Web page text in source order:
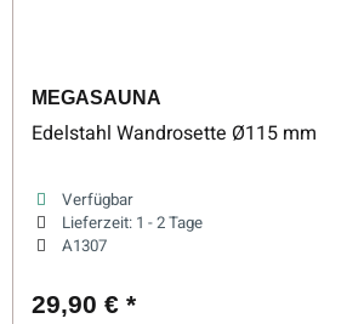
MEGASAUNA
Edelstahl Wandrosette Ø115 mm
Verfügbar
Lieferzeit: 1 - 2 Tage
A1307
29,90 € *